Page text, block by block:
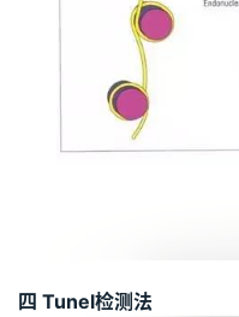
四 Tunel检测法